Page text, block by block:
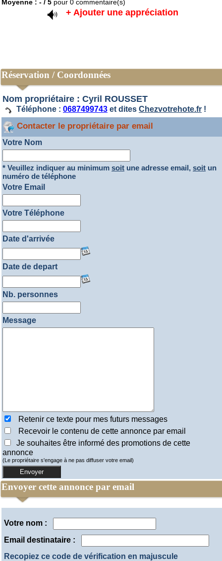
Moyenne : - / 5 pour 0 commentaire(s)
+ Ajouter une appréciation
Réservation / Coordonnées
Nom propriétaire : Cyril ROUSSET
Téléphone : 0687499743 et dites Chezvotrehote.fr !
Contacter le propriétaire par email
Votre Nom
* Veuillez indiquer au minimum soit une adresse email, soit un
numéro de téléphone
Votre Email
Votre Téléphone
Date d'arrivée
Date de depart
Nb. personnes
Message
Retenir ce texte pour mes futurs messages
Recevoir le contenu de cette annonce par email
Je souhaites être informé des promotions de cette
annonce
(Le propriétaire s'engage à ne pas diffuser votre email)
Envoyer cette annonce par email
Votre nom :
Email destinataire :
Recopiez ce code de vérification en majuscule